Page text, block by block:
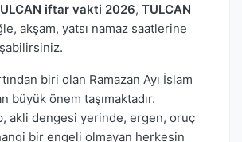
iftar vakti 2026, TULCAN
akşam, yatsı namaz saatlerine
biri olan Ramazan Ayı İslam
büyük önem taşımaktadır.
akli dengesi yerinde, ergen, oruç
bir engeli olmayan herkesin